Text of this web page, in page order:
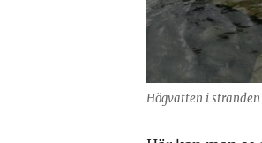
Högvatten i stranden